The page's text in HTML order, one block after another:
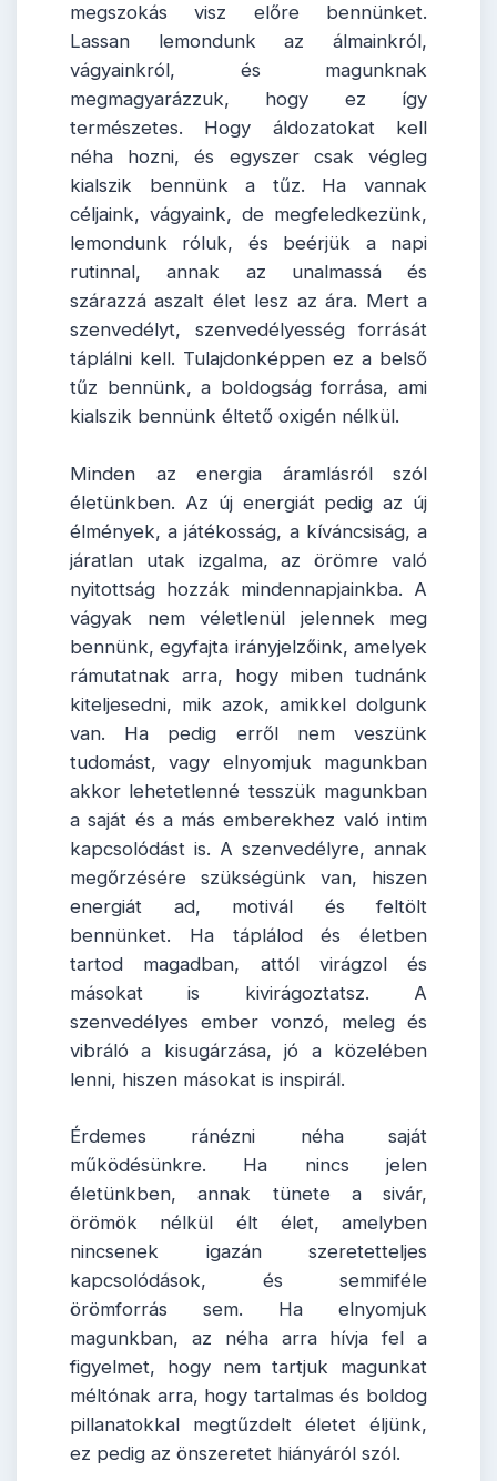
megszokás visz előre bennünket.
Lassan lemondunk az álmainkról,
vágyainkról, és magunknak
megmagyarázzuk, hogy ez így
természetes. Hogy áldozatokat kell
néha hozni, és egyszer csak végleg
kialszik bennünk a tűz. Ha vannak
céljaink, vágyaink, de megfeledkezünk,
lemondunk róluk, és beérjük a napi
rutinnal, annak az unalmassá és
szárazzá aszalt élet lesz az ára. Mert a
szenvedélyt, szenvedélyesség forrását
táplálni kell. Tulajdonképpen ez a belső
tűz bennünk, a boldogság forrása, ami
kialszik bennünk éltető oxigén nélkül.
Minden az energia áramlásról szól
életünkben. Az új energiát pedig az új
élmények, a játékosság, a kíváncsiság, a
járatlan utak izgalma, az örömre való
nyitottság hozzák mindennapjainkba. A
vágyak nem véletlenül jelennek meg
bennünk, egyfajta irányjelzőink, amelyek
rámutatnak arra, hogy miben tudnánk
kiteljesedni, mik azok, amikkel dolgunk
van. Ha pedig erről nem veszünk
tudomást, vagy elnyomjuk magunkban
akkor lehetetlenné tesszük magunkban
a saját és a más emberekhez való intim
kapcsolódást is. A szenvedélyre, annak
megőrzésére szükségünk van, hiszen
energiát ad, motivál és feltölt
bennünket. Ha táplálod és életben
tartod magadban, attól virágzol és
másokat is kivirágoztatsz. A
szenvedélyes ember vonzó, meleg és
vibráló a kisugárzása, jó a közelében
lenni, hiszen másokat is inspirál.
Érdemes ránézni néha saját
működésünkre. Ha nincs jelen
életünkben, annak tünete a sivár,
örömök nélkül élt élet, amelyben
nincsenek igazán szeretetteljes
kapcsolódások, és semmiféle
örömforrás sem. Ha elnyomjuk
magunkban, az néha arra hívja fel a
figyelmet, hogy nem tartjuk magunkat
méltónak arra, hogy tartalmas és boldog
pillanatokkal megtűzdelt életet éljünk,
ez pedig az önszeretet hiányáról szól.